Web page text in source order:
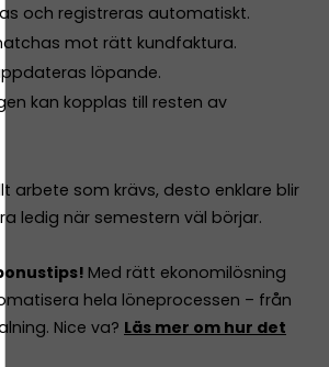
och registreras automatiskt.
mot rätt kundfaktura.
löpande.
kan kopplas till resten av
arbete som krävs, desto enklare blir
ledig när semestern väl börjar.
Med rätt ekonomilösning
hela löneprocessen – från
Nice va? Läs mer om hur det